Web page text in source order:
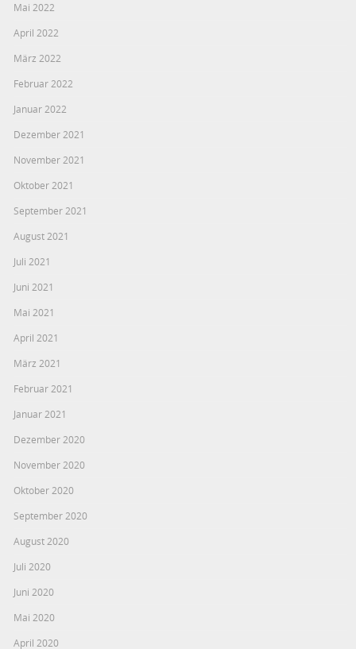
Mai 2022
April 2022
März 2022
Februar 2022
Januar 2022
Dezember 2021
November 2021
Oktober 2021
September 2021
August 2021
Juli 2021
Juni 2021
Mai 2021
April 2021
März 2021
Februar 2021
Januar 2021
Dezember 2020
November 2020
Oktober 2020
September 2020
August 2020
Juli 2020
Juni 2020
Mai 2020
April 2020